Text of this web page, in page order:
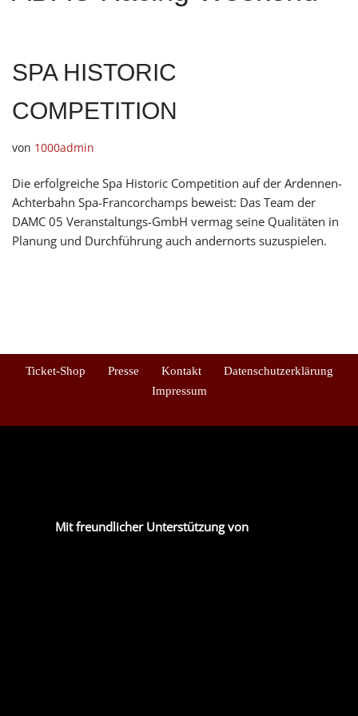
SPA HISTORIC
COMPETITION
von 1000admin
Die erfolgreiche Spa Historic Competition auf der Ardennen-
Achterbahn Spa-Francorchamps beweist: Das Team der
DAMC 05 Veranstaltungs-GmbH vermag seine Qualitäten in
Planung und Durchführung auch andernorts suzuspielen.
Ticket-Shop Presse Kontakt
Datenschutzerklärung
Impressum
Mit freundlicher Unterstützung von